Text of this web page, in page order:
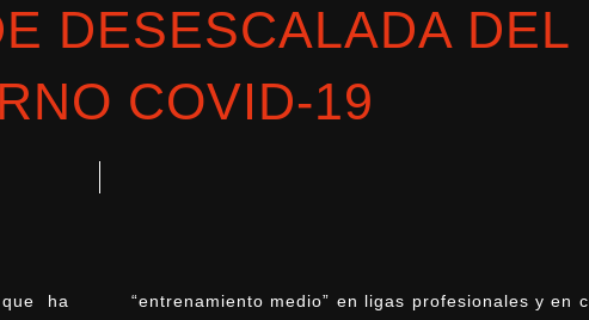
DESESCALADA DEL
COVID-19
ha
“entrenamiento medio” en ligas profesionales y en